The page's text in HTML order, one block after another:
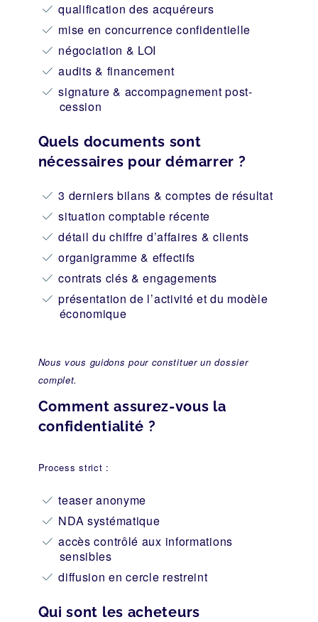
qualification des acquéreurs
mise en concurrence confidentielle
négociation & LOI
audits & financement
signature & accompagnement post-
cession
Quels documents sont
nécessaires pour démarrer ?
3 derniers bilans & comptes de résultat
situation comptable récente
détail du chiffre d’affaires & clients
organigramme & effectifs
contrats clés & engagements
présentation de l’activité et du modèle
économique
Nous vous guidons pour constituer un dossier
complet.
Comment assurez-vous la
confidentialité ?
Process strict :
teaser anonyme
NDA systématique
accès contrôlé aux informations
sensibles
diffusion en cercle restreint
Qui sont les acheteurs